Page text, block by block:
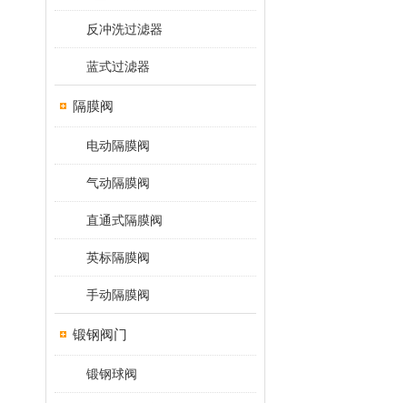
反冲洗过滤器
蓝式过滤器
隔膜阀
电动隔膜阀
气动隔膜阀
直通式隔膜阀
英标隔膜阀
手动隔膜阀
锻钢阀门
锻钢球阀